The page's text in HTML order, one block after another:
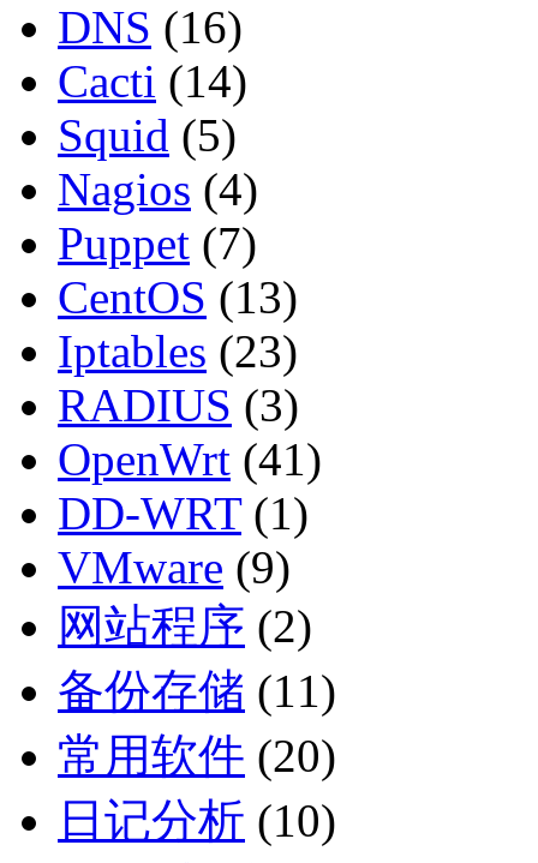
DNS (16)
Cacti (14)
Squid (5)
Nagios (4)
Puppet (7)
CentOS (13)
Iptables (23)
RADIUS (3)
OpenWrt (41)
DD-WRT(1)
VMware (9)
网站程序 (2)
备份存储 (11)
常用软件 (20)
日记分析 (10)